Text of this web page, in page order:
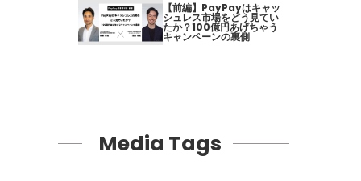
【前編】PayPayはキャッ
シュレス市場をどう見てい
たか？100億円あげちゃう
キャンペーンの裏側
Media Tags